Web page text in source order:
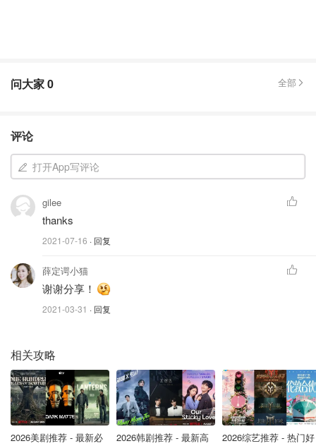
起到改善比例的效果。
上衣，衣摆在刚好
配高腰裙裤都很合适。
Missguided - White Broderie Button Frill Hem
Missguided US
问大家0 全部
评论
打开App写评论
gilee
thanks
2021-07-16 · 回复
薛定谔小猫
谢谢分享！
2021-03-31 · 回复
相关攻略
2026美剧推荐 - 最新必
2026韩剧推荐 - 最新高
2026综艺推荐 - 热门好